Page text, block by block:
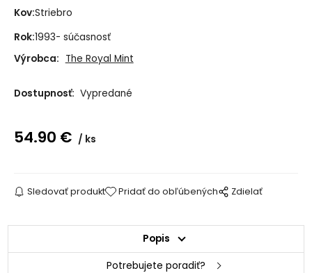
Kov:Striebro
Rok:1993- súčasnosť
Výrobca: The Royal Mint
Dostupnosť: Vypredané
54.90 € ks
Sledovať produkt Pridať do obľúbených Zdielať
Popis
Potrebujete poradiť?